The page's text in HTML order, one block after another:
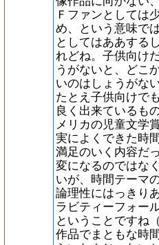
Ｆファンとしては
め、という意味で
としてはああする
れどね。子供向け
うがないと、どこ
いのはしょうがな
たとえ子供向けで
良く出来ているも
メリカの児童文学
実によくできた時
満足のいく内容だ
変になるのではな
いが、時間テーマ
論理性にはっきり
ラビティーフォー
ということですね
作品でまともな時